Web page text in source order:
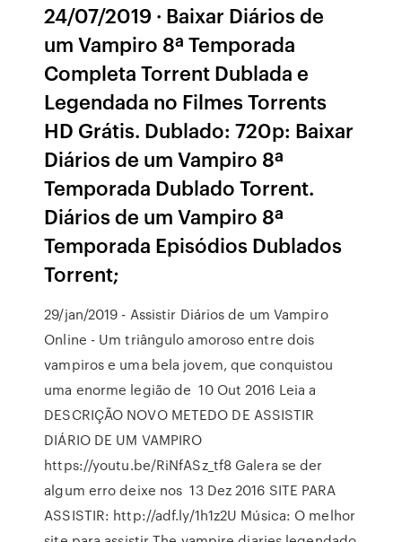
24/07/2019 · Baixar Diários de
um Vampiro 8ª Temporada
Completa Torrent Dublada e
Legendada no Filmes Torrents
HD Grátis. Dublado: 720p: Baixar
Diários de um Vampiro 8ª
Temporada Dublado Torrent.
Diários de um Vampiro 8ª
Temporada Episódios Dublados
Torrent;
29/jan/2019 - Assistir Diários de um Vampiro
Online - Um triângulo amoroso entre dois
vampiros e uma bela jovem, que conquistou
uma enorme legião de 10 Out 2016 Leia a
DESCRIÇÃO NOVO METEDO DE ASSISTIR
DIÁRIO DE UM VAMPIRO
https://youtu.be/RiNfASz_tf8 Galera se der
algum erro deixe nos 13 Dez 2016 SITE PARA
ASSISTIR: http://adf.ly/1h1z2U Música: O melhor